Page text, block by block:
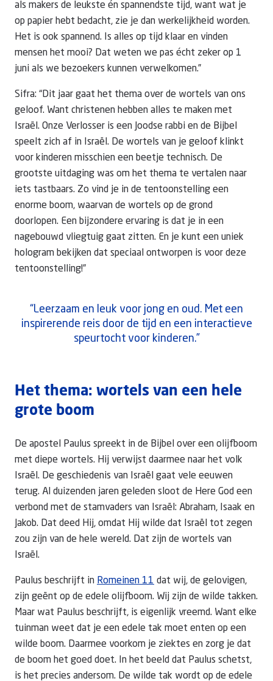
als makers de leukste én spannendste tijd, want wat je
op papier hebt bedacht, zie je dan werkelijkheid worden.
Het is ook spannend. Is alles op tijd klaar en vinden
mensen het mooi? Dat weten we pas écht zeker op 1
juni als we bezoekers kunnen verwelkomen.”
Sifra: “Dit jaar gaat het thema over de wortels van ons
geloof. Want christenen hebben alles te maken met
Israël. Onze Verlosser is een Joodse rabbi en de Bijbel
speelt zich af in Israël. De wortels van je geloof klinkt
voor kinderen misschien een beetje technisch. De
grootste uitdaging was om het thema te vertalen naar
iets tastbaars. Zo vind je in de tentoonstelling een
enorme boom, waarvan de wortels op de grond
doorlopen. Een bijzondere ervaring is dat je in een
nagebouwd vliegtuig gaat zitten. En je kunt een uniek
hologram bekijken dat speciaal ontworpen is voor deze
tentoonstelling!”
“Leerzaam en leuk voor jong en oud. Met een
inspirerende reis door de tijd en een interactieve
speurtocht voor kinderen.”
Het thema: wortels van een hele
grote boom
De apostel Paulus spreekt in de Bijbel over een olijfboom
met diepe wortels. Hij verwijst daarmee naar het volk
Israël. De geschiedenis van Israël gaat vele eeuwen
terug. Al duizenden jaren geleden sloot de Here God een
verbond met de stamvaders van Israël: Abraham, Isaak en
Jakob. Dat deed Hij, omdat Hij wilde dat Israël tot zegen
zou zijn van de hele wereld. Dat zijn de wortels van
Israël.
Paulus beschrijft in Romeinen 11 dat wij, de gelovigen,
zijn geënt op de edele olijfboom. Wij zijn de wilde takken.
Maar wat Paulus beschrijft, is eigenlijk vreemd. Want elke
tuinman weet dat je een edele tak moet enten op een
wilde boom. Daarmee voorkom je ziektes en zorg je dat
de boom het goed doet. In het beeld dat Paulus schetst,
is het precies andersom. De wilde tak wordt op de edele